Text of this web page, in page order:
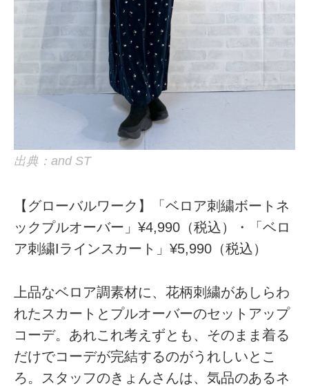
出典：and ST
【グローバルワーク】「ベロア刺繍ボートネ
ックプルオーバー」¥4,990（税込）・「ベロ
ア刺繍Iラインスカート」¥5,990（税込）
上品なベロア調素材に、花柄刺繍があしらわ
れたスカートとプルオーバーのセットアップ
コーデ。あれこれ考えずとも、そのまま着る
だけでコーデが完結するのがうれしいとこ
ろ。スタッフのきょんさんは、気品のあるネ